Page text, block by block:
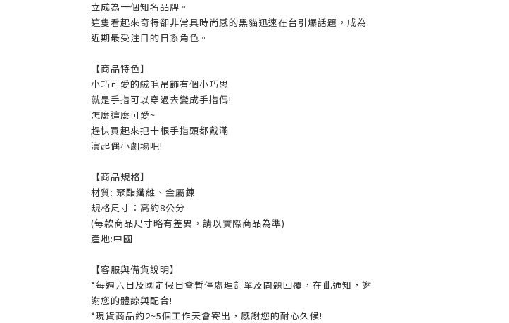
立成為一個知名品牌。
這隻看起來奇特卻非常具時尚感的黑貓迅速在台引爆話題，成為
近期最受注目的日系角色。
【商品特色】
小巧可愛的絨毛吊飾有個小巧思
就是手指可以穿過去變成手指偶!
怎麼這麼可愛~
趕快買起來把十根手指頭都戴滿
演起偶小劇場吧!
【商品規格】
材質: 聚酯纖維、金屬鍊
規格尺寸：高約8公分
(每款商品尺寸略有差異，請以實際商品為準)
產地:中國
【客服與備貨說明】
*每週六日及國定假日會暫停處理訂單及問題回覆，在此通知，謝
謝您的體諒與配合!
*現貨商品約2~5個工作天會寄出，感謝您的耐心久候!